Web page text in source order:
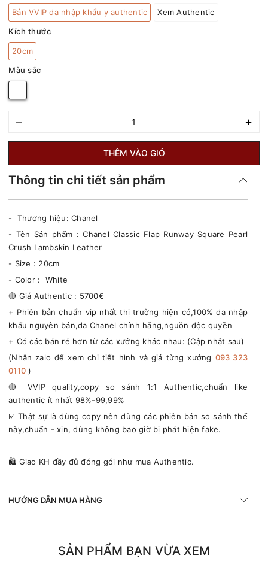
Bản VVIP da nhập khẩu y authentic
Xem Authentic
Kích thước
20cm
Màu sắc
– +
THÊM VÀO GIỎ
Thông tin chi tiết sản phẩm
- Thương hiệu: Chanel
- Tên Sản phẩm : Chanel Classic Flap Runway Square Pearl
Crush Lambskin Leather
- Size : 20cm
- Color : White
🔴 Giá Authentic : 5700€
+ Phiên bản chuẩn vip nhất thị trường hiện có,100% da nhập
khẩu nguyên bản,da Chanel chính hãng,nguồn độc quyền
+ Có các bản rẻ hơn từ các xưởng khác nhau: (Cập nhật sau)
(Nhắn zalo để xem chi tiết hình và giá từng xưởng 093 323
0110 )
🔴 VVIP quality,copy so sánh 1:1 Authentic,chuẩn like
authentic ít nhất 98%-99,99%
☑️ Thật sự là dùng copy nên dùng các phiên bản so sánh thế
này,chuẩn - xịn, dùng không bao giờ bị phát hiện fake.
🛍 Giao KH đầy đủ đóng gói như mua Authentic.
HƯỚNG DẪN MUA HÀNG
SẢN PHẨM BẠN VỪA XEM